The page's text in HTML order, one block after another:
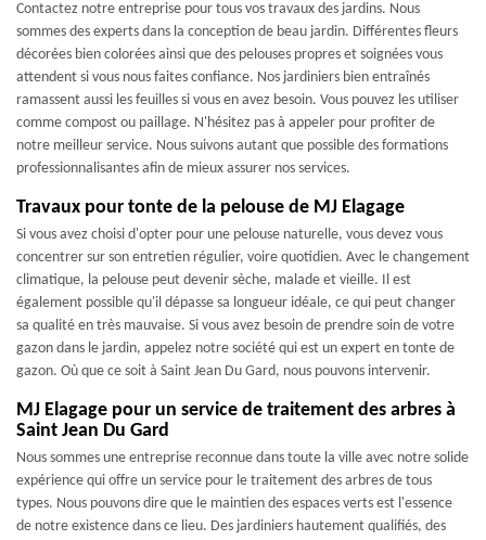
Contactez notre entreprise pour tous vos travaux des jardins. Nous
sommes des experts dans la conception de beau jardin. Différentes fleurs
décorées bien colorées ainsi que des pelouses propres et soignées vous
attendent si vous nous faites confiance. Nos jardiniers bien entraînés
ramassent aussi les feuilles si vous en avez besoin. Vous pouvez les utiliser
comme compost ou paillage. N'hésitez pas à appeler pour profiter de
notre meilleur service. Nous suivons autant que possible des formations
professionnalisantes afin de mieux assurer nos services.
Travaux pour tonte de la pelouse de MJ Elagage
Si vous avez choisi d'opter pour une pelouse naturelle, vous devez vous
concentrer sur son entretien régulier, voire quotidien. Avec le changement
climatique, la pelouse peut devenir sèche, malade et vieille. Il est
également possible qu'il dépasse sa longueur idéale, ce qui peut changer
sa qualité en très mauvaise. Si vous avez besoin de prendre soin de votre
gazon dans le jardin, appelez notre société qui est un expert en tonte de
gazon. Où que ce soit à Saint Jean Du Gard, nous pouvons intervenir.
MJ Elagage pour un service de traitement des arbres à
Saint Jean Du Gard
Nous sommes une entreprise reconnue dans toute la ville avec notre solide
expérience qui offre un service pour le traitement des arbres de tous
types. Nous pouvons dire que le maintien des espaces verts est l'essence
de notre existence dans ce lieu. Des jardiniers hautement qualifiés, des